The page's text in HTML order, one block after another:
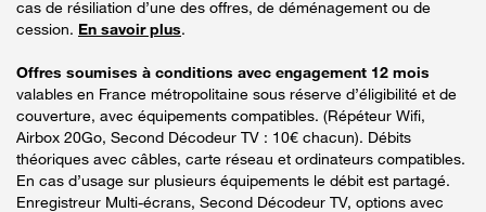
cas de résiliation d’une des offres, de déménagement ou de
cession. En savoir plus.
Offres soumises à conditions avec engagement 12 mois
valables en France métropolitaine sous réserve d’éligibilité et de
couverture, avec équipements compatibles. (Répéteur Wifi,
Airbox 20Go, Second Décodeur TV : 10€ chacun). Débits
théoriques avec câbles, carte réseau et ordinateurs compatibles.
En cas d’usage sur plusieurs équipements le débit est partagé.
Enregistreur Multi-écrans, Second Décodeur TV, options avec